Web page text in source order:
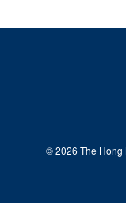
© 2026 The Hong